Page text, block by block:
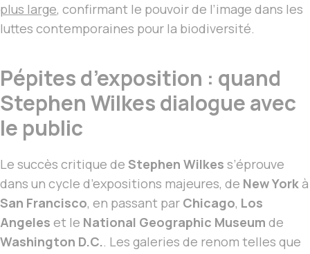
plus large, confirmant le pouvoir de l’image dans les
luttes contemporaines pour la biodiversité.
Pépites d’exposition : quand
Stephen Wilkes dialogue avec
le public
Le succès critique de Stephen Wilkes s’éprouve
dans un cycle d’expositions majeures, de New Yorkà
San Francisco, en passant par Chicago, Los
Angeles et le National Geographic Museum de
Washington D.C.. Les galeries de renom telles que